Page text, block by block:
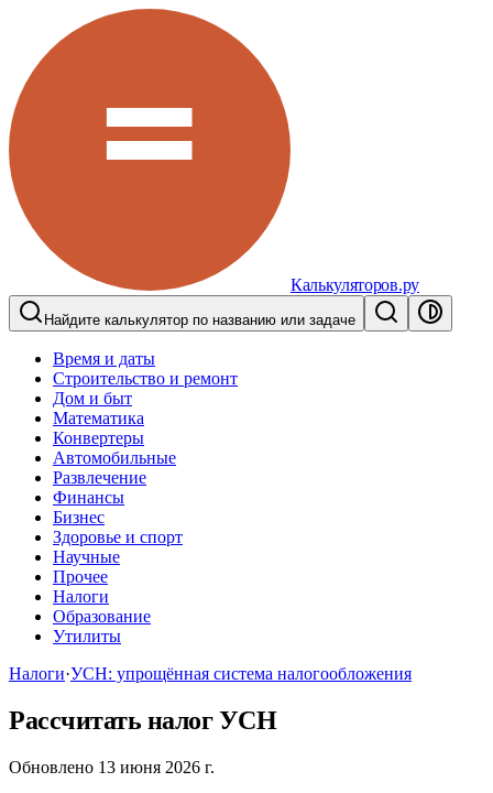
Калькуляторов.ру
Найдите калькулятор по названию или задаче
Время и даты
Строительство и ремонт
Дом и быт
Математика
Конвертеры
Автомобильные
Развлечение
Финансы
Бизнес
Здоровье и спорт
Научные
Прочее
Налоги
Образование
Утилиты
Налоги·УСН: упрощённая система налогообложения
Рассчитать налог УСН
Обновлено 13 июня 2026 г.